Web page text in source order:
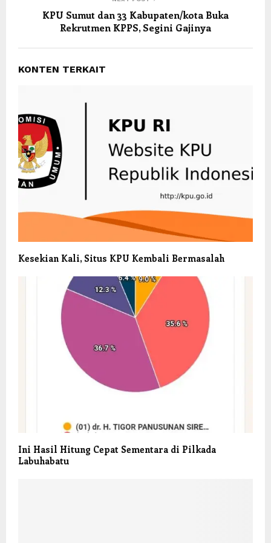
KPU Sumut dan 33 Kabupaten/kota Buka
Rekrutmen KPPS, Segini Gajinya
KONTEN TERKAIT
Kesekian Kali, Situs KPU Kembali Bermasalah
Ini Hasil Hitung Cepat Sementara di Pilkada
Labuhabatu